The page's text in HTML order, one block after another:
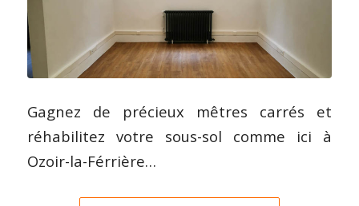
Gagnez de précieux mêtres carrés et
réhabilitez votre sous-sol comme ici à
Ozoir-la-Férrière…